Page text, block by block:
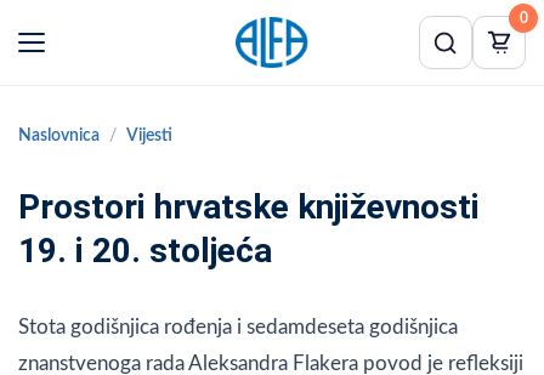
0
Naslovnica Vijesti
Prostori hrvatske književnosti
19. i 20. stoljeća
Stota godišnjica rođenja i sedamdeseta godišnjica
znanstvenoga rada Aleksandra Flakera povod je refleksiji